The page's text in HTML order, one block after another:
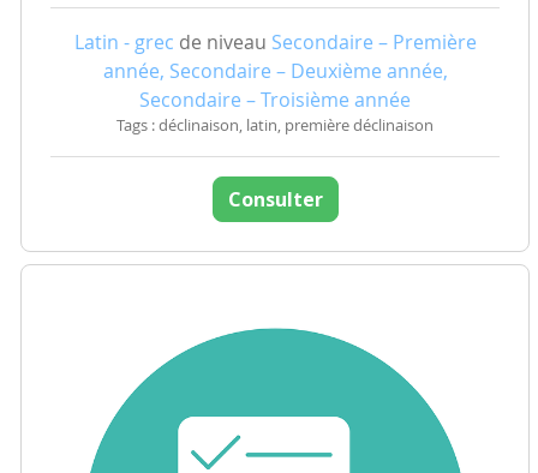
Latin - grec de niveau Secondaire – Première
année, Secondaire – Deuxième année,
Secondaire – Troisième année
Tags : déclinaison, latin, première déclinaison
Consulter